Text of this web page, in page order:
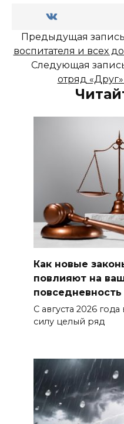
Предыдущая запись
воспитателя и всех
Следующая
отряд
Как новые
повлияют на
повседневность
С августа 2026
силу целый ряд